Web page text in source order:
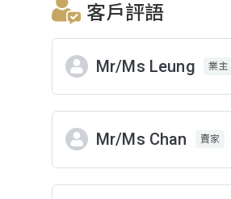
客戶評語
Mr/Ms Leung 業主
Mr/Ms Chan 賣家